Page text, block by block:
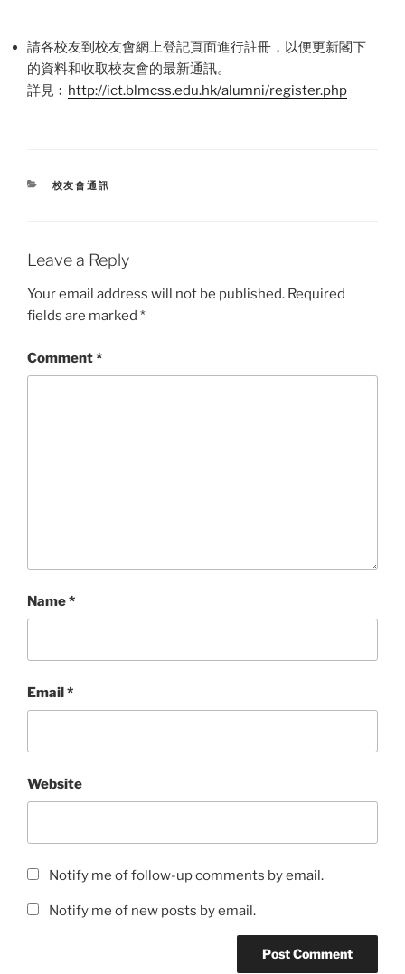
請各校友到校友會網上登記頁面進行註冊，以便更新閣下
的資料和收取校友會的最新通訊。
詳見︰ http://ict.blmcss.edu.hk/alumni/register.php
CATEGORIES
校友會通訊
Leave a Reply
Your email address will not be published. Required
fields are marked *
Comment*
Name*
Email*
Website
Notify me of follow-up comments by email.
Notify me of new posts by email.